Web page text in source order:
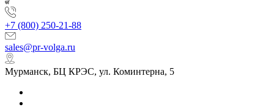
+7 (800) 250-21-88
sales@pr-volga.ru
Мурманск, БЦ КРЭС, ул. Коминтерна, 5